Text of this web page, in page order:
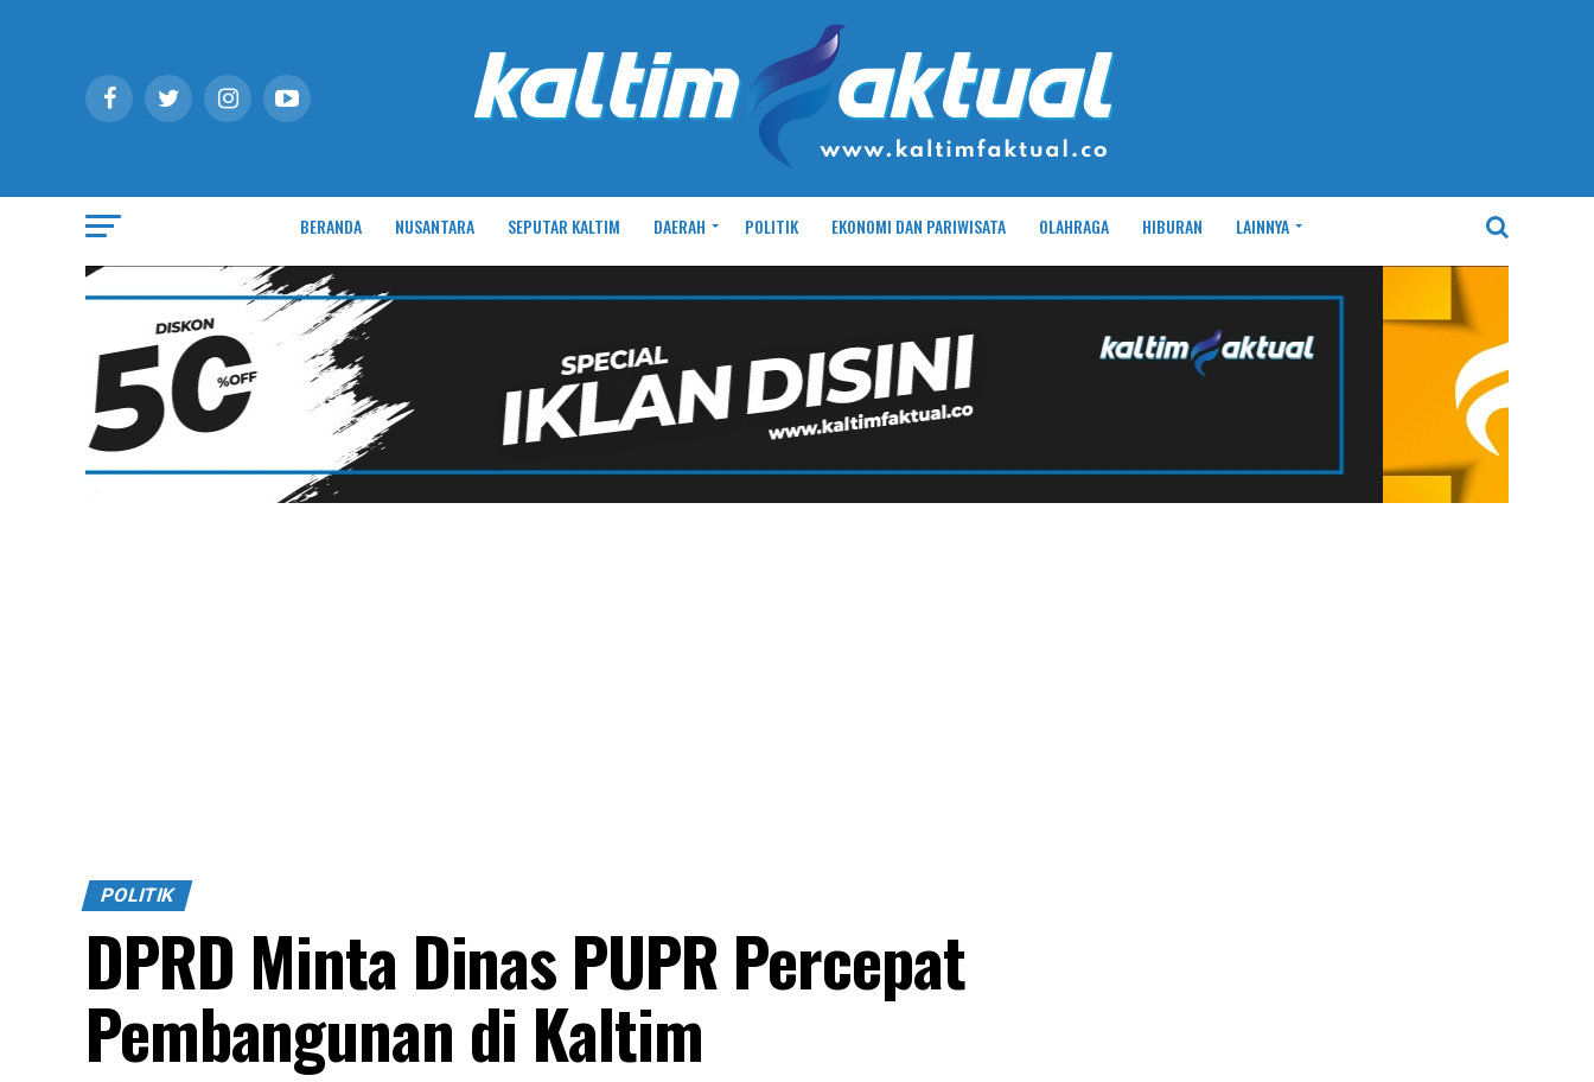
BERANDA NUSANTARA SEPUTAR KALTIM DAERAH POLITIK EKONOMI DAN PARIWISATA OLAHRAGA HIBURAN LAINNYA
POLITIK
DPRD Minta Dinas PUPR Percepat
Pembangunan di Kaltim